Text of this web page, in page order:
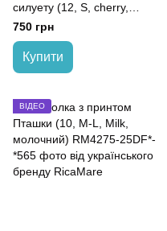
силуету (12, S, cherry,
червоний)
750 грн
Купити
ВІДЕО